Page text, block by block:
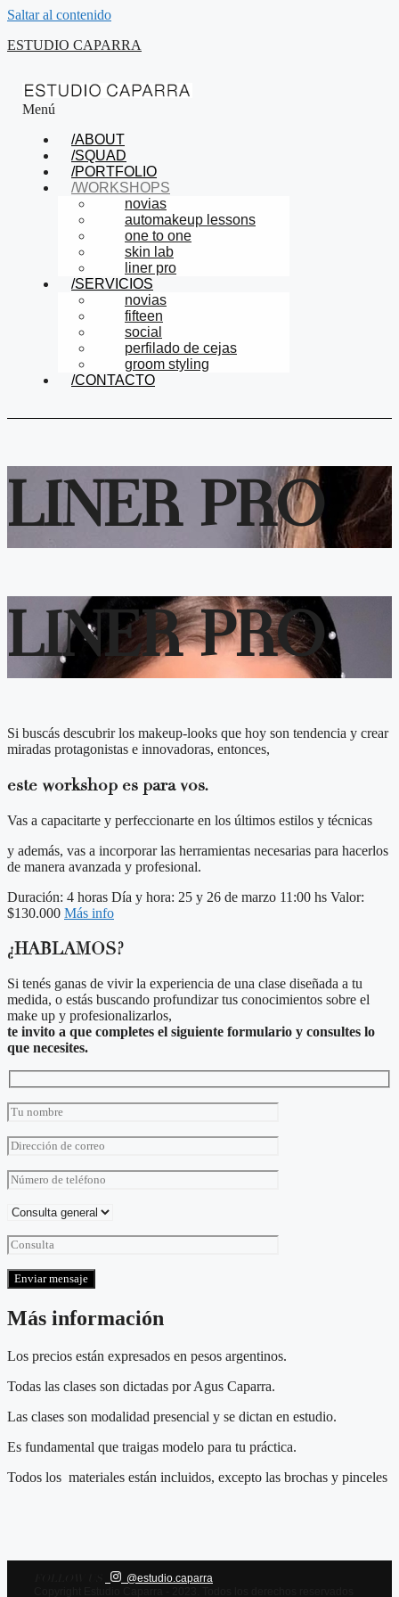
Saltar al contenido
ESTUDIO CAPARRA
Menú
/ABOUT
/SQUAD
/PORTFOLIO
/WORKSHOPS
novias
automakeup lessons
one to one
skin lab
liner pro
/SERVICIOS
novias
fifteen
social
perfilado de cejas
groom styling
/CONTACTO
LINER PRO
LINER PRO
Si buscás descubrir los makeup-looks que hoy son tendencia y crear
miradas protagonistas e innovadoras, entonces,
este workshop es para vos.
Vas a capacitarte y perfeccionarte en los últimos estilos y técnicas
y además, vas a incorporar las herramientas necesarias para hacerlos
de manera avanzada y profesional.
Duración: 4 horas Día y hora: 25 y 26 de marzo 11:00 hs Valor:
$130.000 Más info
¿HABLAMOS?
Si tenés ganas de vivir la experiencia de una clase diseñada a tu
medida, o estás buscando profundizar tus conocimientos sobre el
make up y profesionalizarlos,
te invito a que completes el siguiente formulario y consultes lo
que necesites.
Más información
Los precios están expresados en pesos argentinos.
Todas las clases son dictadas por Agus Caparra.
Las clases son modalidad presencial y se dictan en estudio.
Es fundamental que traigas modelo para tu práctica.
Todos los materiales están incluidos, excepto las brochas y pinceles
@estudio.caparra